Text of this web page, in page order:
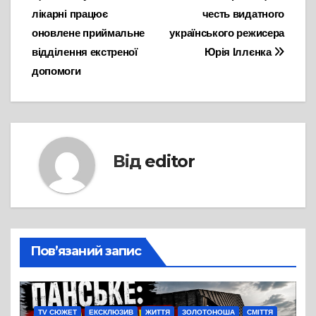
честь видатного
українського режисера
Юрія Іллєнка
лікарні працює
оновлене приймальне
відділення екстреної
допомоги
Від editor
Пов’язаний запис
TV СЮЖЕТ ЕКСКЛЮЗИВ ЖИТТЯ ЗОЛОТОНОША СМІТТЯ